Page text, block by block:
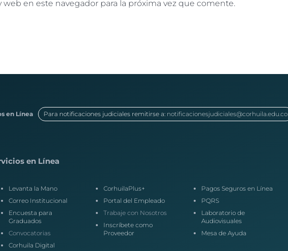
en este navegador para la próxima vez que comente.
en Línea Para notificaciones judiciales remitirse a: notificacionesjudiciales@corhuila.edu.co
en Línea
Levanta la Mano
Correo Institucional
Encuesta para
Graduados
Convocatorias
Corhuila Digital
CorhuilaPlus+
Portal del Empleado
Trabaje con Nosotros
Inscríbete como
Proveedor
Pagos Seguros en Línea
PQRS
Laboratorio de
Audiovisuales
Mesa de Ayuda